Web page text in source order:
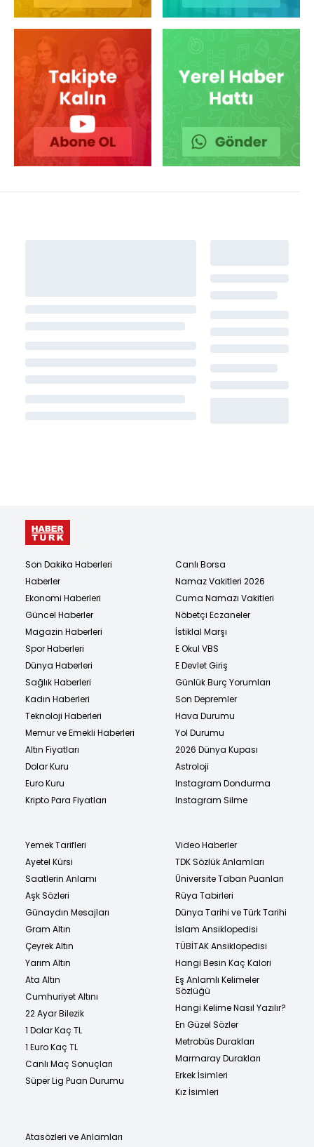
Son Dakika Haberleri
Haberler
Ekonomi Haberleri
Güncel Haberler
Magazin Haberleri
Spor Haberleri
Dünya Haberleri
Sağlık Haberleri
Kadın Haberleri
Teknoloji Haberleri
Memur ve Emekli Haberleri
Altın Fiyatları
Dolar Kuru
Euro Kuru
Kripto Para Fiyatları
Canlı Borsa
Namaz Vakitleri 2026
Cuma Namazı Vakitleri
Nöbetçi Eczaneler
İstiklal Marşı
E Okul VBS
E Devlet Giriş
Günlük Burç Yorumları
Son Depremler
Hava Durumu
Yol Durumu
2026 Dünya Kupası
Astroloji
Instagram Dondurma
Instagram Silme
Yemek Tarifleri
Ayetel Kürsi
Saatlerin Anlamı
Aşk Sözleri
Günaydın Mesajları
Gram Altın
Çeyrek Altın
Yarım Altın
Ata Altın
Cumhuriyet Altını
22 Ayar Bilezik
1 Dolar Kaç TL
1 Euro Kaç TL
Canlı Maç Sonuçları
Süper Lig Puan Durumu
Video Haberler
TDK Sözlük Anlamları
Üniversite Taban Puanları
Rüya Tabirleri
Dünya Tarihi ve Türk Tarihi
İslam Ansiklopedisi
TÜBİTAK Ansiklopedisi
Hangi Besin Kaç Kalori
Eş Anlamlı Kelimeler
Sözlüğü
Hangi Kelime Nasıl Yazılır?
En Güzel Sözler
Metrobüs Durakları
Marmaray Durakları
Erkek İsimleri
Kız İsimleri
Atasözleri ve Anlamları